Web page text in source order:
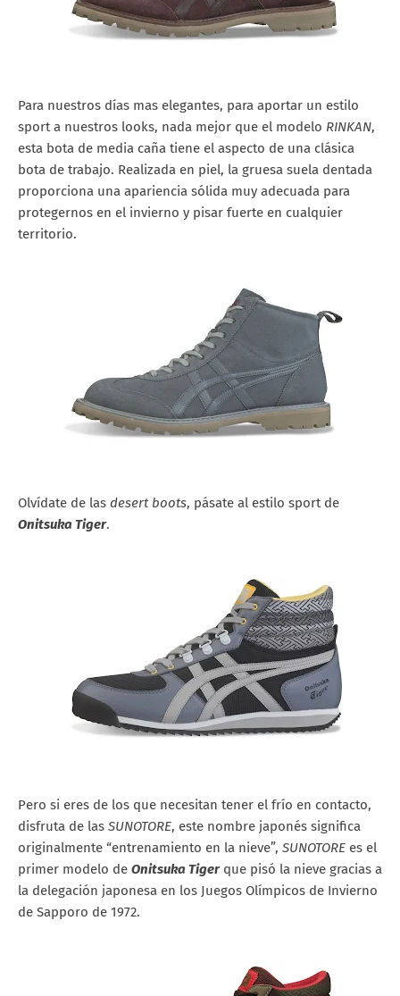
Para nuestros días mas elegantes, para aportar un estilo
sport a nuestros looks, nada mejor que el modelo RINKAN,
esta bota de media caña tiene el aspecto de una clásica
bota de trabajo. Realizada en piel, la gruesa suela dentada
proporciona una apariencia sólida muy adecuada para
protegernos en el invierno y pisar fuerte en cualquier
territorio.
Olvídate de las desert boots, pásate al estilo sport de
Onitsuka Tiger.
Pero si eres de los que necesitan tener el frío en contacto,
disfruta de las SUNOTORE, este nombre japonés significa
originalmente “entrenamiento en la nieve”, SUNOTORE es el
primer modelo de Onitsuka Tigerque pisó la nieve gracias a
la delegación japonesa en los Juegos Olímpicos de Invierno
de Sapporo de 1972.